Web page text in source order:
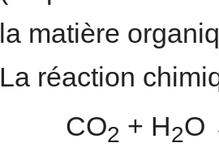
la matière
La réaction
CO2 + H2O